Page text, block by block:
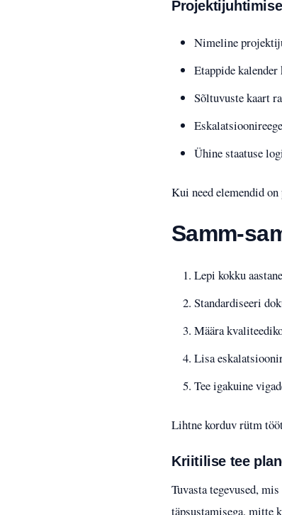
Nimeline
Etappide
Sõltuvuste kaart
Ühine staatuse
Kui need elemendid
Samm-
Lepi kokku
Standardiseeri
Määra
Lisa
Tee igakuine
Lihtne korduv rütm
Kriitilise tee
Tuvasta tegevused,
täpsustamisega, mitte